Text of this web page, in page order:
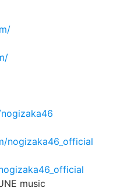
nogizaka46_official
music